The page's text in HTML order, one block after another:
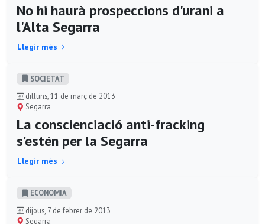
No hi haurà prospeccions d'urani a
l'Alta Segarra
Llegir més
SOCIETAT
dilluns, 11 de març de 2013
Segarra
La conscienciació anti-fracking
s’estén per la Segarra
Llegir més
ECONOMIA
dijous, 7 de febrer de 2013
Segarra